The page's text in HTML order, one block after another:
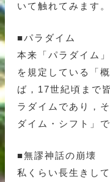
いて触れてみます。
■パラダイム
本来「パラダイム
を規定している「
ば，17世紀頃まで
ラダイムであり，
ダイム・シフト」で
■無謬神話の崩壊
私くらい長生きし